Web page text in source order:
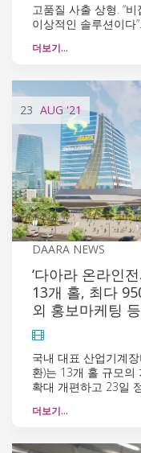
고품질 사출 상형. “
이상적인 솔루션이다”.
더보기…
23 AUG'21
DAARA NEWS
‘다아라 온라인
13개 홀, 최다
외 홍보마케팅
국내 대표 산업기계
환)는 13개 홀 규모의
확대 개편하고 23일
더보기…